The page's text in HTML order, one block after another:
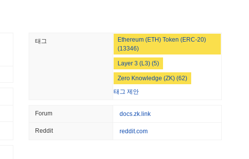
트워크의 건강과 그들의 인센티브를 일치시킵니다. 암호화 보안을 위해
정보를 공개하지 않고도 거래를 검증할 수 있도록 합니다. 이는 프라이
게 하기 위해 zkLink은 검증자에게 스테이킹 보상을 제공하는 인센티브
나 거래를 올바르게 검증하지 못할 경우 슬래싱 패널티를 시행합니다.
정 과정에 참여할 수 있는 거버넌스 프레임워크를 유지하여 잠재적인
과 관련된 기술적 측면에서 몇 가지 위험에 직면했습니다. 레이어 2
약성과 브리징 메커니즘에서 발생할 수 있는 잠재적 악용과 관련된 위험
은 보안 감사를 철저히 수행하고 코드베이스를 지속적으로 모니터링하
가 포함되며, 이는 블록체인 분야에서 일반적입니다. 이를 완화하기 위
의 주식으로 영국 암호화폐 앱에 월스트리트를 추가하
태그
Ethereum (ETH) Token (ERC-20)
(13346)
Layer 3 (L3) (5)
Zero Knowledge (ZK) (62)
태그 제안
Forum docs.zk.link
Reddit reddit.com